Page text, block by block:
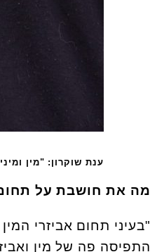
ענת שוקרון: "מין
מה את חושבת על תחום
"בעיני תחום אביזרי
התפיסה פה של מין